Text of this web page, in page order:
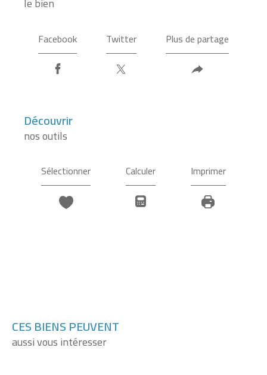
Facebook Twitter Plus de partage
découvrir
nos outils
Sélectionner Calculer Imprimer
CES BIENS PEUVENT
aussi vous intéresser